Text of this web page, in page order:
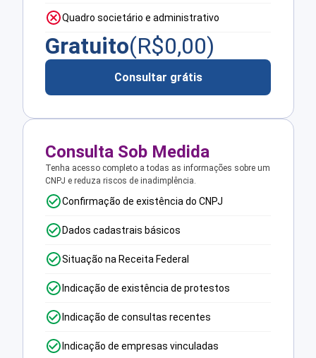
Quadro societário e administrativo
Gratuito(R$0,00)
Consultar grátis
Consulta Sob Medida
Tenha acesso completo a todas as informações sobre um
CNPJ e reduza riscos de inadimplência.
Confirmação de existência do CNPJ
Dados cadastrais básicos
Situação na Receita Federal
Indicação de existência de protestos
Indicação de consultas recentes
Indicação de empresas vinculadas